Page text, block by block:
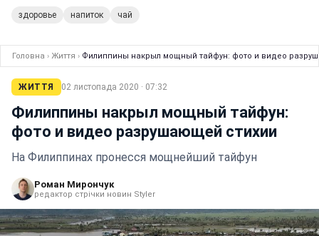
здоровье напиток чай
Головна › Життя › Филиппины накрыл мощный тайфун: фото и видео
ЖИТТЯ 02 листопада 2020 · 07:32
Филиппины накрыл мощный тайфун:
фото и видео разрушающей стихии
На Филиппинах пронесся мощнейший тайфун
Роман Мирончук
редактор стрічки новин Styler